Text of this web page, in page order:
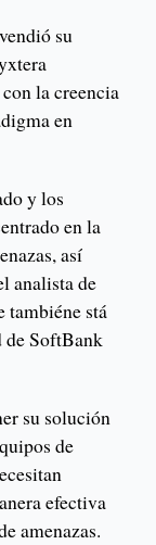
su
la creencia
en
y los
en la
así
analista de
tambiéne stá
de SoftBank
su solución
de
efectiva
amenazas.